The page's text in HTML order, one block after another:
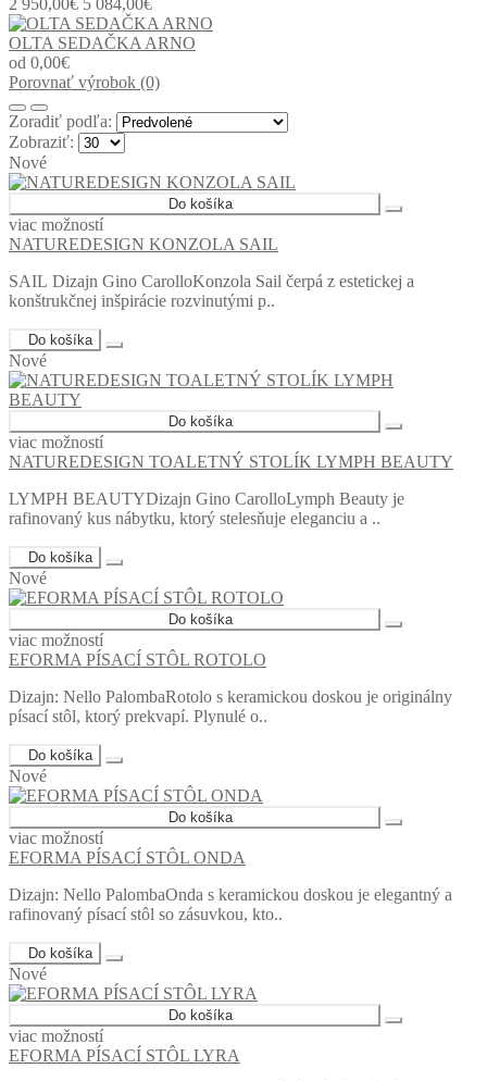
OLTA SEDAČKA ARNO
od 0,00€
Porovnať výrobok (0)
Zoradiť podľa:
Zobraziť:
Nové
Do košíka
viac možností
NATUREDESIGN KONZOLA SAIL
SAIL Dizajn Gino CarolloKonzola Sail čerpá z estetickej a
konštrukčnej inšpirácie rozvinutými p..
Do košíka
Nové
Do košíka
viac možností
NATUREDESIGN TOALETNÝ STOLÍK LYMPH BEAUTY
LYMPH BEAUTYDizajn Gino CarolloLymph Beauty je
rafinovaný kus nábytku, ktorý stelesňuje eleganciu a ..
Do košíka
Nové
Do košíka
viac možností
EFORMA PÍSACÍ STÔL ROTOLO
Dizajn: Nello PalombaRotolo s keramickou doskou je originálny
písací stôl, ktorý prekvapí. Plynulé o..
Do košíka
Nové
Do košíka
viac možností
EFORMA PÍSACÍ STÔL ONDA
Dizajn: Nello PalombaOnda s keramickou doskou je elegantný a
rafinovaný písací stôl so zásuvkou, kto..
Do košíka
Nové
Do košíka
viac možností
EFORMA PÍSACÍ STÔL LYRA